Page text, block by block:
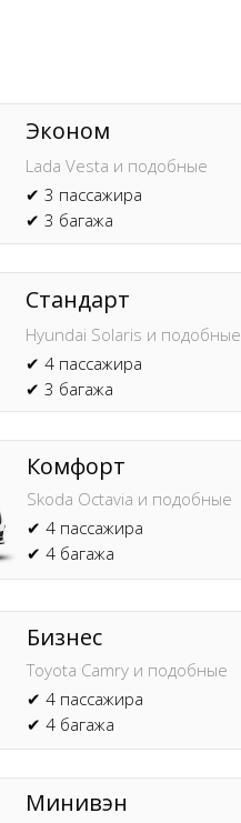
Стандарт
Hyundai Solaris и подобные
✔ 4 пассажира
✔ 3 багажа
Бизнес
Toyota Camry и подобные
✔ 4 пассажира
✔ 4 багажа
Минивэн
Эконом
Lada Vesta и подобные
✔ 3 пассажира
✔ 3 багажа
Комфорт
Skoda Octavia и подобные
✔ 4 пассажира
✔ 4 багажа